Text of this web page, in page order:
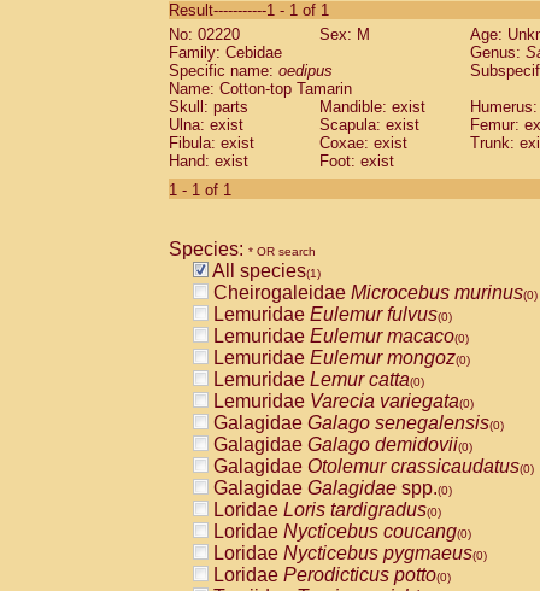
CebidaeSaguinus labiatus(0)
Cebidae Saguinus leucopus (0)
Cebidae
CebidaeSaguinus mystax
Cebidae Saguinus nigricollis (0)
Cebidae Saguinus oedipus
Cebidae Saguinus weddelli
Cebidae Saguinusspp.
Cebidae
CebidaeCebus capucinus
CebidaeCebus nigrivittatus
CebidaeCebus spp.(0)
CebidaeSaimiri boliviensis(0)
CebidaeSaimiri sciureus(0)
AtelidaeAlouatta caraya(0)
AtelidaeAlouatta fusca(0)
AtelidaeAlouatta seniculus(0)
AtelidaeAlouattaspp.(0)
AtelidaeAteles belzebuth(0)
AtelidaeAteles geoffroyi(0)
AtelidaeAteles paniscus(0)
AtelidaeAtelesspp.(0)
AtelidaeLagothrix lagothricha(0)
AtelidaeLagothrix lagothricha cana
PitheciidaeCacajao calvus
Result-----------1 - 1 of 1
No: 02220
Sex: M
Age:
Family: Cebidae
Genus:
Specific name: oedipus
Name: Cotton-top Tamarin
Skull: parts
Mandible: exist
Ulna: exist
Scapula: exist
Femur:
Fibula: exist
Coxae: exist
Trunk:
Hand: exist
Foot: exist
1 - 1 of 1
Species: * OR search
All species(1)
Cheirogaleidae Microcebus murinus(0)
Lemuridae Eulemur fulvus(0)
Lemuridae Eulemur macaco(0)
Lemuridae Eulemur mongoz(0)
Lemuridae Lemur catta(0)
Lemuridae Varecia variegata(0)
Galagidae Galago senegalensis(0)
Galagidae Galago demidovii(0)
Galagidae Otolemur crassicaudatus(0)
Galagidae Galagidae spp.(0)
Loridae Loris tardigradus(0)
Loridae Nycticebus coucang(0)
Loridae Nycticebus pygmaeus(0)
Loridae Perodicticus potto(0)